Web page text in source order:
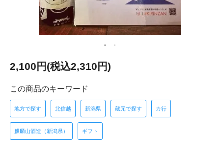
2,100円(税込2,310円)
この商品のキーワード
地方で探す 北信越 新潟県 蔵元で探す カ行
麒麟山酒造（新潟県） ギフト